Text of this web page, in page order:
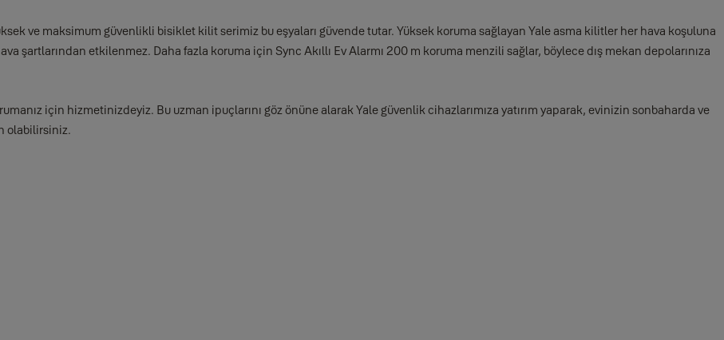
ve maksimum güvenlikli bisiklet kilit serimiz bu eşyaları güvende tutar. Yüksek koruma sağlayan Yale asma kilitler her hava koşuluna
şartlarından etkilenmez. Daha fazla koruma için Sync Akıllı Ev Alarmı 200 m koruma menzili sağlar, böylece dış mekan depolarınıza
için hizmetinizdeyiz. Bu uzman ipuçlarını göz önüne alarak Yale güvenlik cihazlarımıza yatırım yaparak, evinizin sonbaharda ve
olabilirsiniz.